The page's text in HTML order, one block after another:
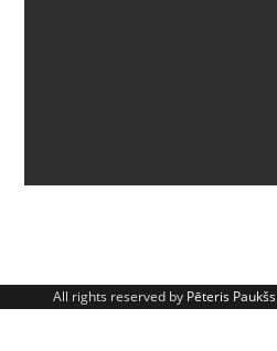
All rights reserved by Pēteris Paukšs